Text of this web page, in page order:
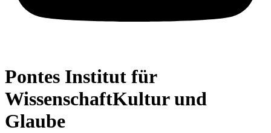
Pontes Institut für
WissenschaftKultur und
Glaube